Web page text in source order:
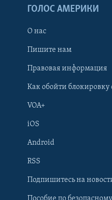
Learning English
ГОЛОС АМЕРИКИ
О нас
Пишите нам
Правовая информация
Как обойти блокировку
VOA+
iOS
Android
RSS
Подпишитесь на